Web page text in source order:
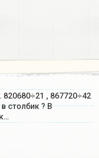
, 867720÷42
столбик ? В